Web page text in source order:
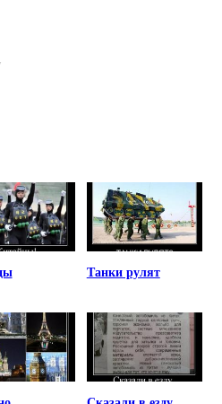
Танки рулят